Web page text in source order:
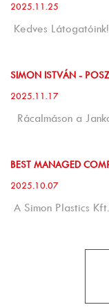
2025.11.25
Kedves
SIMON ISTVÁN -
2025.11.17
Rácalmáson a
BEST MANAGED
2025.10.07
A Simon Plastics